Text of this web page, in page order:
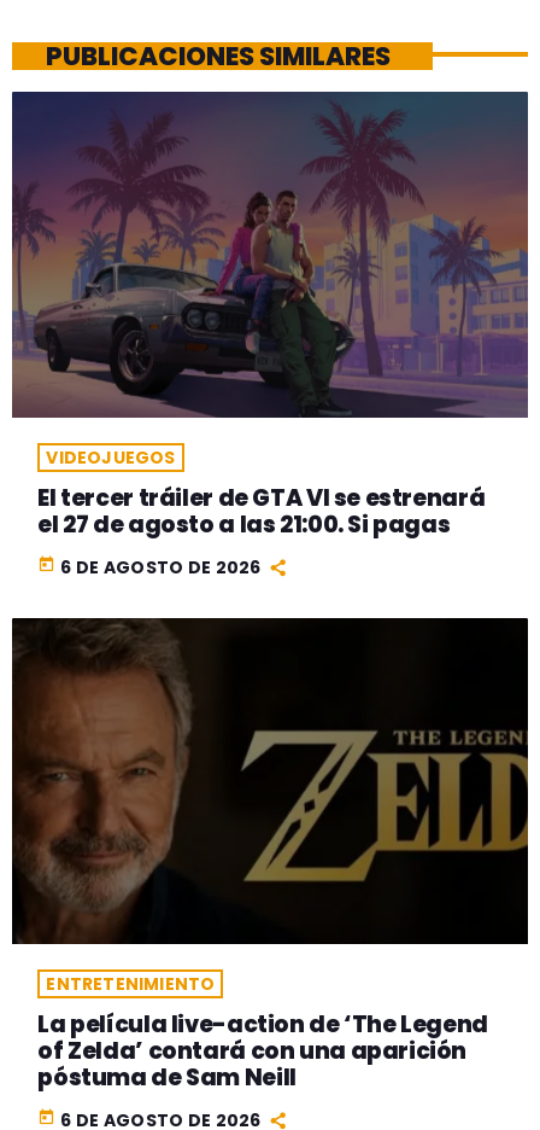
PUBLICACIONES SIMILARES
VIDEOJUEGOS
El tercer tráiler de GTA VI se estrenará
el 27 de agosto a las 21:00. Si pagas
today 6 DE AGOSTO DE 2026
ENTRETENIMIENTO
La película live-action de ‘The Legend
of Zelda’ contará con una aparición
póstuma de Sam Neill
today 6 DE AGOSTO DE 2026